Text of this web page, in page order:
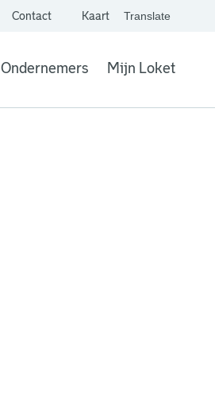
Contact Kaart
. Link opent een
Translate
website,
Vertaal
Ondernemers Mijn Loket
. Link opent een